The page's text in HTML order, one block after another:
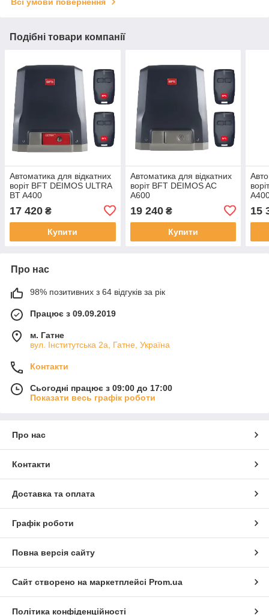
Всі умови повернення
Подібні товари компанії
Автоматика для відкатних
воріт BFT DEIMOS ULTRA
BT A400
17 420 ₴
Купити
Автоматика для відкатних
воріт BFT DEIMOS AC
A600
19 240₴
Купити
15
Про нас
98% позитивних з 64 відгуків за рік
Працює з 09.09.2019
м. Гатне
вул. Інститутська 2а, Гатне, Україна
Контакти
Сьогодні працює з 09:00 до 17:00
Показати весь графік роботи
Про нас
Контакти
Доставка та оплата
Графік роботи
Повна версія сайту
Сайт створено на маркетплейсі Prom.ua
Політика конфіденційності